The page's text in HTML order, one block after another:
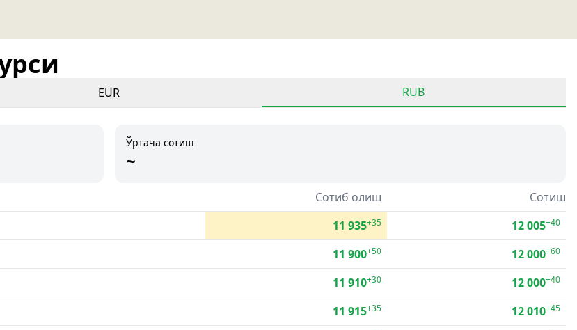
EUR
RUB
Ўртача сотиш
~
Сотиб олиш
Сотиш
11 935+35 12 005+40
11 900+50 12 000+60
11 910+30 12 000+40
11 915+35 12 010+45